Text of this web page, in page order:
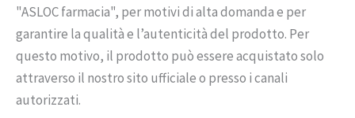
"ASLOC farmacia", per motivi di alta domanda e per
garantire la qualità e l’autenticità del prodotto. Per
questo motivo, il prodotto può essere acquistato solo
attraverso il nostro sito ufficiale o presso i canali
autorizzati.